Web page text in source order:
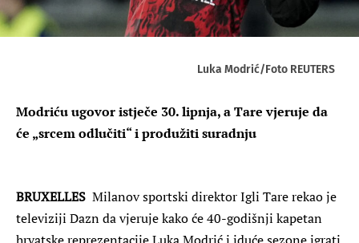
Luka Modrić/Foto REUTERS
Modriću ugovor istječe 30. lipnja, a Tare vjeruje da
će „srcem odlučiti“ i produžiti suradnju
BRUXELLES Milanov sportski direktor Igli Tare rekao je
televiziji Dazn da vjeruje kako će 40-godišnji kapetan